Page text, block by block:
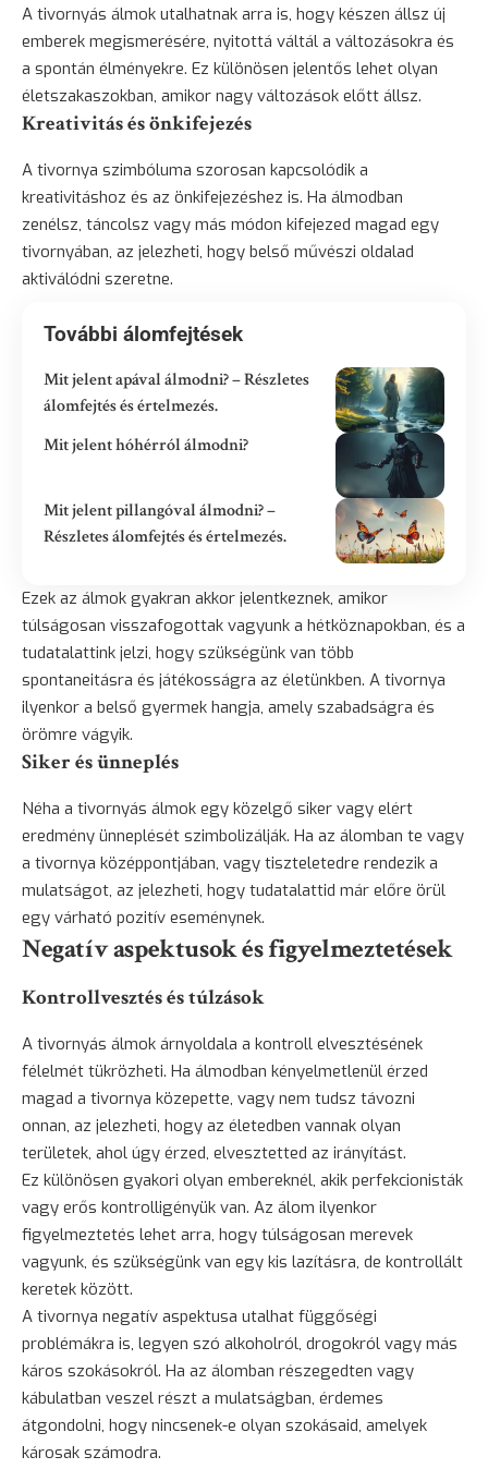
A tivornyás álmok utalhatnak arra is, hogy készen állsz új
emberek megismerésére, nyitottá váltál a változásokra és
a spontán élményekre. Ez különösen jelentős lehet olyan
életszakaszokban, amikor nagy változások előtt állsz.
Kreativitás és önkifejezés
A tivornya szimbóluma szorosan kapcsolódik a
kreativitáshoz és az önkifejezéshez is. Ha álmodban
zenélsz, táncolsz vagy más módon kifejezed magad egy
tivornyában, az jelezheti, hogy belső művészi oldalad
aktiválódni szeretne.
További álomfejtések
Mit jelent apával álmodni? – Részletes
álomfejtés és értelmezés.
Mit jelent hóhérról álmodni?
Mit jelent pillangóval álmodni? –
Részletes álomfejtés és értelmezés.
Ezek az álmok gyakran akkor jelentkeznek, amikor
túlságosan visszafogottak vagyunk a hétköznapokban, és a
tudatalattink jelzi, hogy szükségünk van több
spontaneitásra és játékosságra az életünkben. A tivornya
ilyenkor a belső gyermek hangja, amely szabadságra és
örömre vágyik.
Siker és ünneplés
Néha a tivornyás álmok egy közelgő siker vagy elért
eredmény ünneplését szimbolizálják. Ha az álomban te vagy
a tivornya középpontjában, vagy tiszteletedre rendezik a
mulatságot, az jelezheti, hogy tudatalattid már előre örül
egy várható pozitív eseménynek.
Negatív aspektusok és figyelmeztetések
Kontrollvesztés és túlzások
A tivornyás álmok árnyoldala a kontroll elvesztésének
félelmét tükrözheti. Ha álmodban kényelmetlenül érzed
magad a tivornya közepette, vagy nem tudsz távozni
onnan, az jelezheti, hogy az életedben vannak olyan
területek, ahol úgy érzed, elvesztetted az irányítást.
Ez különösen gyakori olyan embereknél, akik perfekcionisták
vagy erős kontrolligényük van. Az álom ilyenkor
figyelmeztetés lehet arra, hogy túlságosan merevek
vagyunk, és szükségünk van egy kis lazításra, de kontrollált
keretek között.
A tivornya negatív aspektusa utalhat függőségi
problémákra is, legyen szó alkoholról, drogokról vagy más
káros szokásokról. Ha az álomban részegedten vagy
kábulatban veszel részt a mulatságban, érdemes
átgondolni, hogy nincsenek-e olyan szokásaid, amelyek
károsak számodra.